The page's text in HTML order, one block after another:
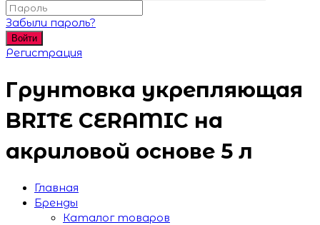
Забыли пароль?
Войти
Регистрация
Грунтовка укрепляющая
BRITE CERAMIC на
акриловой основе 5 л
Главная
Бренды
Каталог товаров